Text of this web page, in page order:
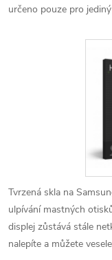
určeno pouze pro
Tvrzená skla na
ulpívání mastných
displej zůstává stále
nalepíte a můžete